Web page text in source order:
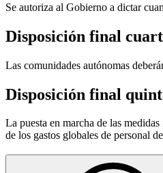
Se autoriza al Gobierno a dictar
Disposición final
Las comunidades autónomas
Disposición final
La puesta en marcha de las
de los gastos globales de personal